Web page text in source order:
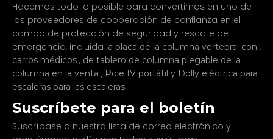
materiales de alta calidad, ecológicos, antibacterianos y
antienvejecimiento.
Hacemos todo lo posible para convertirnos en uno de
los proveedores de cooperación de confianza en el
campo de protección de seguridad y rescate de
emergencia, incluida la placa de la columna vertebral con ,
carros médicos , de tablero de columna plegable de la
columna en la venta , Pole IV portátil y Dolly eléctrica para
escaleras para las escaleras.
Suscríbete para el boletín
Suscríbase a nuestra lista de correo electrónico y